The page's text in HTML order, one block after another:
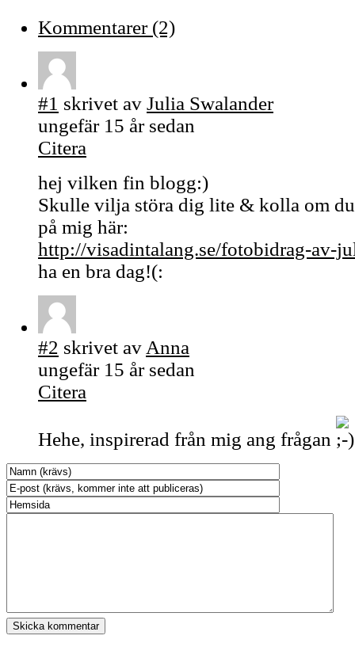
Kommentarer (2)
#1 skrivet av Julia Swalander
ungefär 15 år sedan
Citera
hej vilken fin blogg:)
Skulle vilja störa dig lite & kolla om
på mig här:
http://visadintalang.se/fotobidrag-av-
ha en bra dag!(:
#2 skrivet av Anna
ungefär 15 år sedan
Citera
Hehe, inspirerad från mig ang frågan